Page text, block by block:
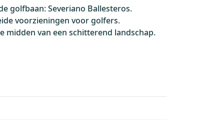
golfbaan: Severiano Ballesteros.
voorzieningen voor golfers.
midden van een schitterend landschap.